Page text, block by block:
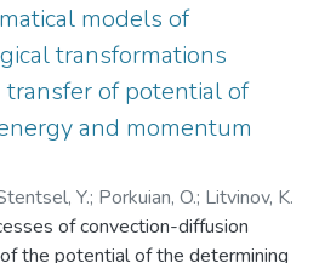
як правило, базується на
автономному принципі
похибок вимірювання. У
системах вимірювального
та управління мають місце
що випливають за одночасної
контролювального параметра,
впливних параметрів, які
в межах, зумовлених
models of
transformations
of potential of
and momentum
Y.; Porkuian, O.; Litvinov, K.
of convection-diffusion
the potential of the determining